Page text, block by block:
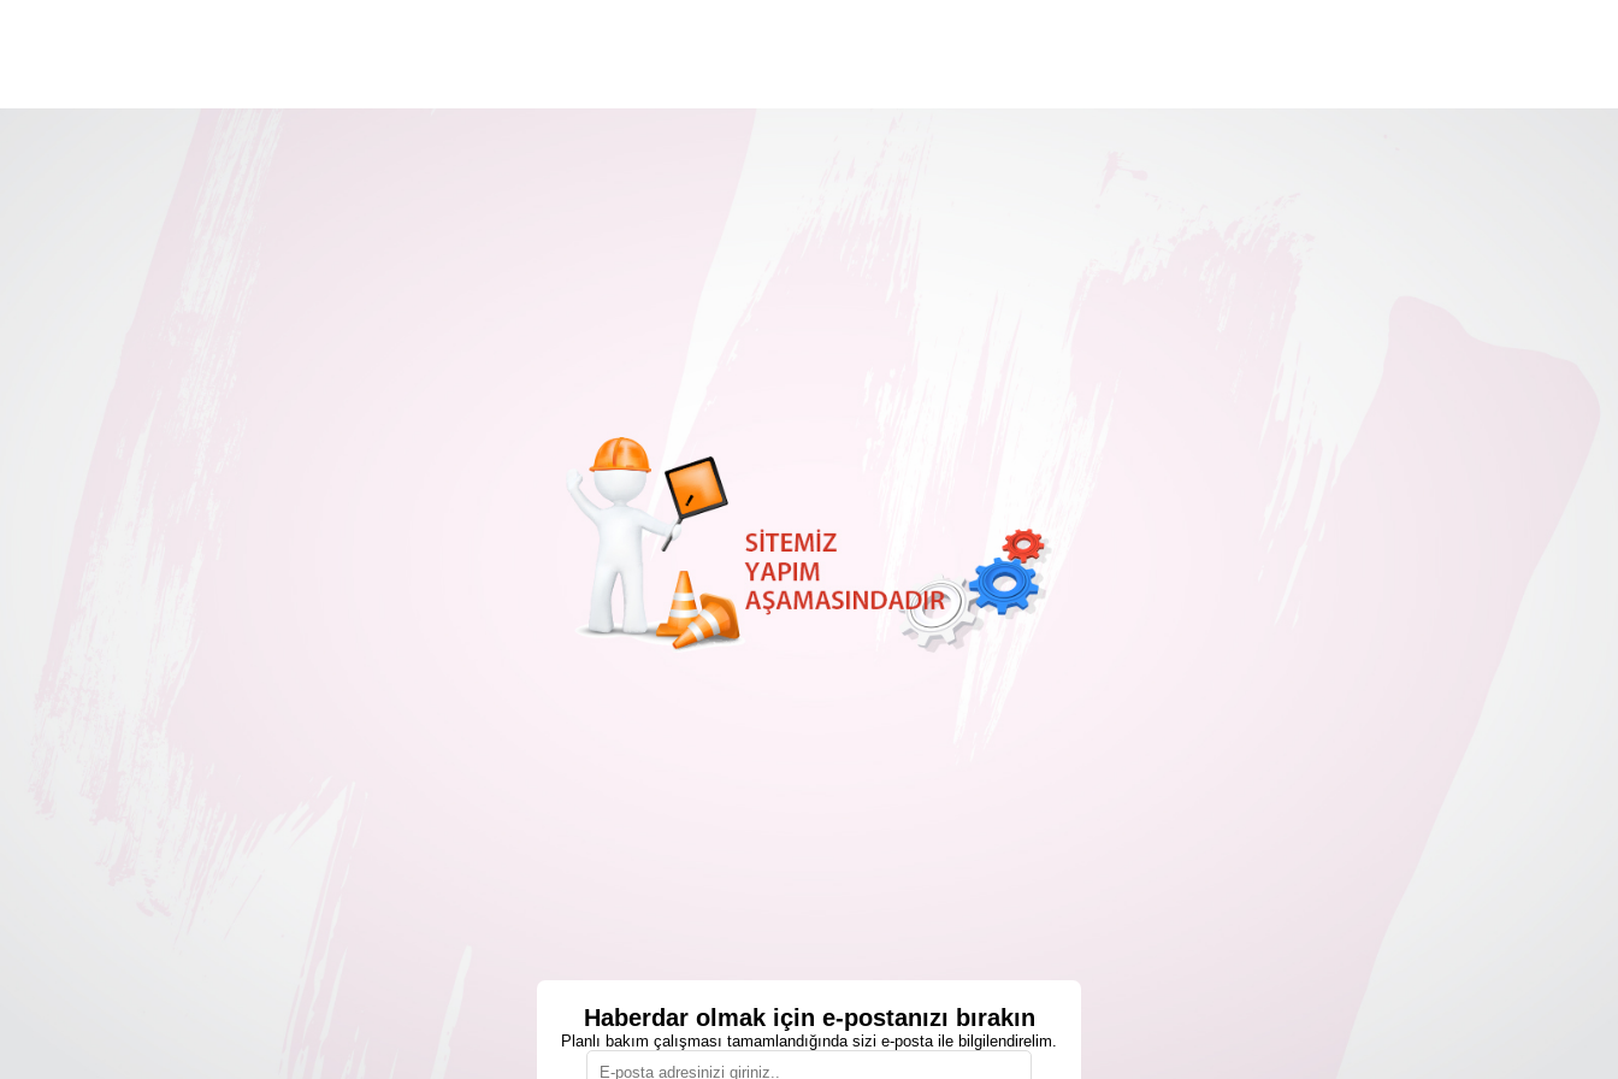
Haberdar olmak için e-postanızı bırakın
Planlı bakım çalışması tamamlandığında sizi e-posta ile bilgilendirelim.